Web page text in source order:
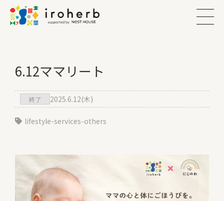
6.12ママリート
終了 2025.6.12(木)
lifestyle-services-others